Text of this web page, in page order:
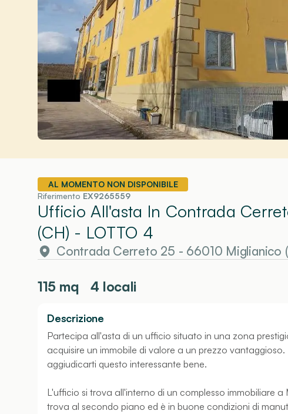
AL MOMENTO NON DISPONIBILE
Riferimento EX9265559
Ufficio All'asta In Contrada
(CH) - LOTTO 4
Contrada Cerreto 25 - 66010 Miglianico
115 mq 4 locali
Descrizione
Partecipa all'asta di un ufficio situato in una zona
acquisire un immobile di valore a un prezzo
aggiudicarti questo interessante bene.
L'ufficio si trova all'interno di un complesso immobiliare
trova al secondo piano ed è in buone condizioni di